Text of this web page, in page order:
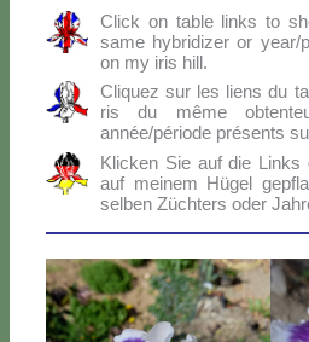
Click on ta­ble links to
sa­me hy­bri­di­zer or year/
on my iris hill.
Cli­quez sur les liens du
ris du mê­me
année/période pré­sen­ts
Klic­ken Sie auf die Links
auf mei­nem Hü­gel
sel­ben Zü­ch­ters oder